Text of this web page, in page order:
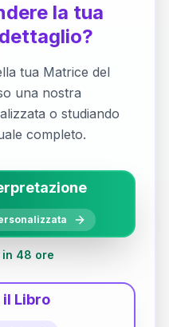
la tua
tua Matrice del
una nostra
o studiando
completo.
in 48 ore
Libro